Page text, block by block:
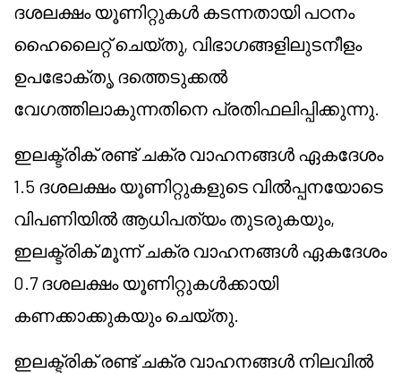
ദശലക്ഷം യൂണിറ്റുകൾ കടന്നതായി പഠനം
ഹൈലൈറ്റ് ചെയ്തു, വിഭാഗങ്ങളിലുടനീളം
ഉപഭോക്തൃ ദത്തെടുക്കൽ
വേഗത്തിലാകുന്നതിനെ പ്രതിഫലിപ്പിക്കുന്നു.
ഇലക്ട്രിക് രണ്ട് ചക്ര വാഹനങ്ങൾ ഏകദേശം
1.5 ദശലക്ഷം യൂണിറ്റുകളുടെ വിൽപ്പനയോടെ
വിപണിയിൽ ആധിപത്യം തുടരുകയും,
ഇലക്ട്രിക് മൂന്ന് ചക്ര വാഹനങ്ങൾ ഏകദേശം
0.7 ദശലക്ഷം യൂണിറ്റുകൾക്കായി
കണക്കാക്കുകയും ചെയ്തു.
ഇലക്ട്രിക് രണ്ട് ചക്ര വാഹനങ്ങൾ നിലവിൽ